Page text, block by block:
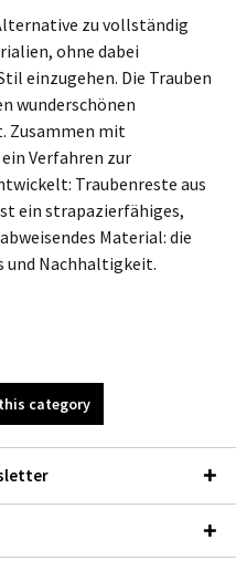
zu vollständig
ohne dabei
einzugehen. Die Trauben
wunderschönen
Zusammen mit
Verfahren zur
Traubenreste aus
ein strapazierfähiges,
Material: die
und Nachhaltigkeit.
category